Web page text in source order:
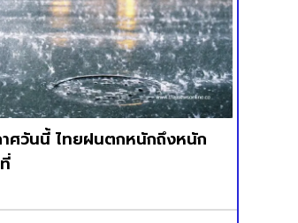
ศวันนี้ ไทยฝนตกหนักถึงหนัก